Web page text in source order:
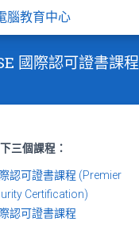
腦教育中心
國際認可證書課程
三個課程：
認可證書課程 (Premier
Certification)
認可證書課程